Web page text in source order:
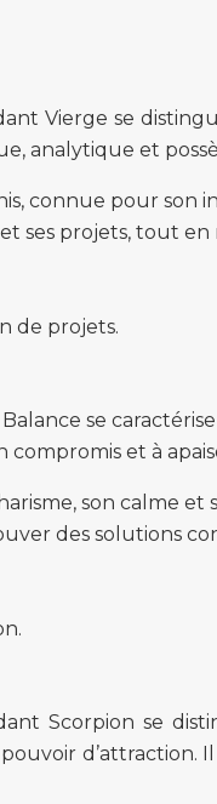
Vierge se
analytique et
connue pour son
ses projets, tout
de projets.
se
et à
son calme et
des solutions
Scorpion se
d’attraction. Il